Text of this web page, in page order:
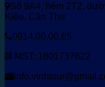
Số 9A4, hẻm 2T2,
Kiều, Cần Thơ
0914.00.00.65
MST: 1801737622